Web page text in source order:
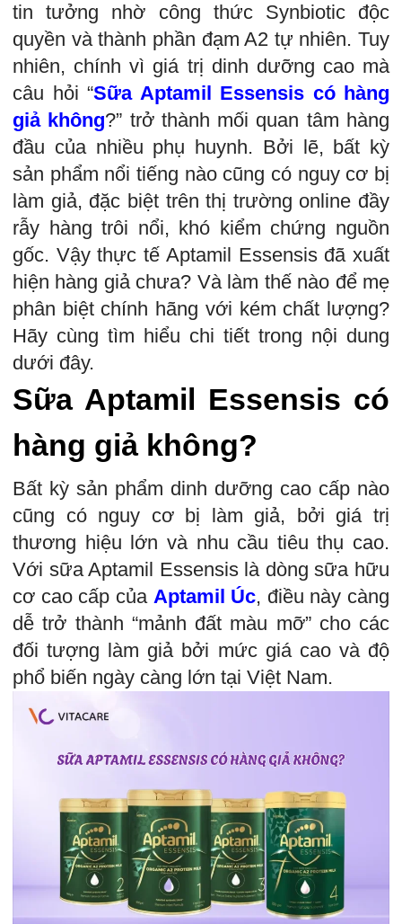
tin tưởng nhờ công thức Synbiotic độc
quyền và thành phần đạm A2 tự nhiên. Tuy
nhiên, chính vì giá trị dinh dưỡng cao mà
câu hỏi “Sữa Aptamil Essensis có hàng
giả không?” trở thành mối quan tâm hàng
đầu của nhiều phụ huynh. Bởi lẽ, bất kỳ
sản phẩm nổi tiếng nào cũng có nguy cơ bị
làm giả, đặc biệt trên thị trường online đầy
rẫy hàng trôi nổi, khó kiểm chứng nguồn
gốc. Vậy thực tế Aptamil Essensis đã xuất
hiện hàng giả chưa? Và làm thế nào để mẹ
phân biệt chính hãng với kém chất lượng?
Hãy cùng tìm hiểu chi tiết trong nội dung
dưới đây.
Sữa Aptamil Essensis có
hàng giả không?
Bất kỳ sản phẩm dinh dưỡng cao cấp nào
cũng có nguy cơ bị làm giả, bởi giá trị
thương hiệu lớn và nhu cầu tiêu thụ cao.
Với sữa Aptamil Essensis là dòng sữa hữu
cơ cao cấp của Aptamil Úc, điều này càng
dễ trở thành “mảnh đất màu mỡ” cho các
đối tượng làm giả bởi mức giá cao và độ
phổ biến ngày càng lớn tại Việt Nam.